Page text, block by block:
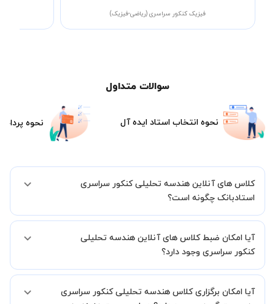
فیزیک کنکور سراسری (ریاضی-فیزیک)
سوالات متداول
نحوه انتخاب استاد ایده آل نحوه
کلاس های آنلاین هندسه تحلیلی کنکور سراسری
استادبانک چگونه است؟
شما میدهیم که استاد شما پیش از جلسه تمامی موارد لازم برای برگزاری
یک کلاس آنلاین با کیفیت و مفید را به شما توضیح خواهند داد.
آیا امکان ضبط کلاس های آنلاین هندسه تحلیلی
کنکور سراسری وجود دارد؟
کنید.
آیا امکان برگزاری کلاس هندسه تحلیلی کنکور سراسری